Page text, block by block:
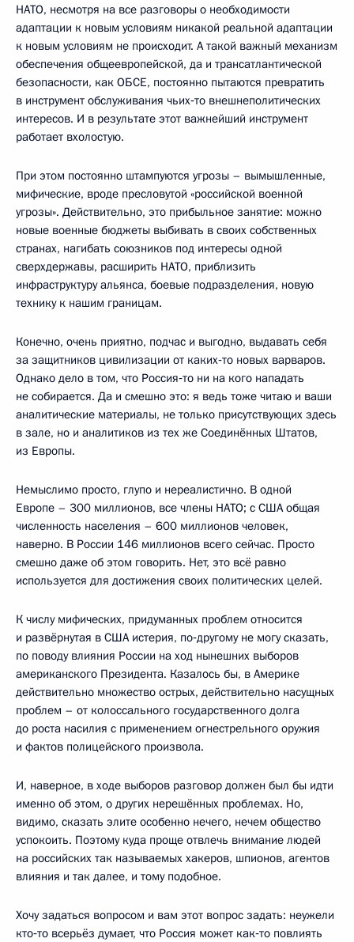
НАТО, несмотря на все разговоры о необходимости
адаптации к новым условиям никакой реальной адаптации
к новым условиям не происходит. А такой важный механизм
обеспечения общеевропейской, да и трансатлантической
безопасности, как ОБСЕ, постоянно пытаются превратить
в инструмент обслуживания чьих‑то внешнеполитических
интересов. И в результате этот важнейший инструмент
работает вхолостую.
При этом постоянно штампуются угрозы – вымышленные,
мифические, вроде пресловутой «российской военной
угрозы». Действительно, это прибыльное занятие: можно
новые военные бюджеты выбивать в своих собственных
странах, нагибать союзников под интересы одной
сверхдержавы, расширить НАТО, приблизить
инфраструктуру альянса, боевые подразделения, новую
технику к нашим границам.
Конечно, очень приятно, подчас и выгодно, выдавать себя
за защитников цивилизации от каких‑то новых варваров.
Однако дело в том, что Россия‑то ни на кого нападать
не собирается. Да и смешно это: я ведь тоже читаю и ваши
аналитические материалы, не только присутствующих здесь
в зале, но и аналитиков из тех же Соединённых Штатов,
из Европы.
Немыслимо просто, глупо и нереалистично. В одной
Европе – 300 миллионов, все члены НАТО; с США общая
численность населения – 600 миллионов человек,
наверно. В России 146 миллионов всего сейчас. Просто
смешно даже об этом говорить. Нет, это всё равно
используется для достижения своих политических целей.
К числу мифических, придуманных проблем относится
и развёрнутая в США истерия, по‑другому не могу сказать,
по поводу влияния России на ход нынешних выборов
американского Президента. Казалось бы, в Америке
действительно множество острых, действительно насущных
проблем – от колоссального государственного долга
до роста насилия с применением огнестрельного оружия
и фактов полицейского произвола.
И, наверное, в ходе выборов разговор должен был бы идти
именно об этом, о других нерешённых проблемах. Но,
видимо, сказать элите особенно нечего, нечем общество
успокоить. Поэтому куда проще отвлечь внимание людей
на российских так называемых хакеров, шпионов, агентов
влияния и так далее, и тому подобное.
Хочу задаться вопросом и вам этот вопрос задать: неужели
кто‑то всерьёз думает, что Россия может как‑то повлиять